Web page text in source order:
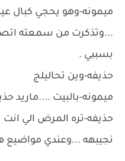
ميمونه-وهو يحجي كبال
...وتذكرت من سمعته
بسببي .
حذيفه-وين تحاليلج
ميمونه-بالبيت ....ماريد
حذيفه-تره المرض الي
نجيبهه ...وعندي مواضيع